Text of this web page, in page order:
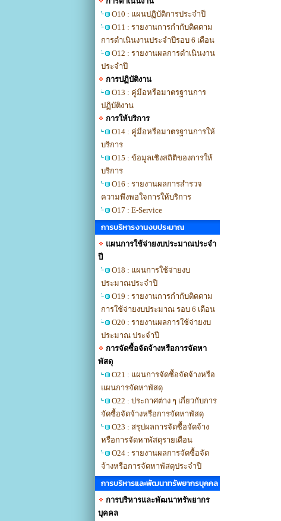
O10 : แผนปฏิบัติการประจำปี
O11 : รายงานการกำกับติดตาม
การดำเนินงานประจำปีรอบ 6 เดือน
O12 : รายงานผลการดำเนินงาน
ประจำปี
การปฏิบัติงาน
O13 : คู่มือหรือมาตรฐานการ
ปฏิบัติงาน
การให้บริการ
O14 : คู่มือหรือมาตรฐานการให้
บริการ
O15 : ข้อมูลเชิงสถิติของการให้
บริการ
O16 : รายงานผลการสำรวจ
ความพึงพอใจการให้บริการ
O17 : E-Service
การบริหารงานงบประมาณ
แผนการใช้จ่ายงบประมาณประจำ
ปี
O18 : แผนการใช้จ่ายงบ
ประมาณประจำปี
O19 : รายงานการกำกับติดตาม
การใช้จ่ายงบประมาณ รอบ 6 เดือน
O20 : รายงานผลการใช้จ่ายงบ
ประมาณ ประจำปี
การจัดซื้อจัดจ้างหรือการจัดหา
พัสดุ
O21 : แผนการจัดซื้อจัดจ้างหรือ
แผนการจัดหาพัสดุ
O22 : ประกาศต่าง ๆ เกี่ยวกับการ
จัดซื้อจัดจ้างหรือการจัดหาพัสดุ
O23 : สรุปผลการจัดซื้อจัดจ้าง
หรือการจัดหาพัสดุรายเดือน
O24 : รายงานผลการจัดซื้อจัด
จ้างหรือการจัดหาพัสดุประจำปี
การบริหารและพัฒนาทรัพยากรบุคคล
การบริหารและพัฒนาทรัพยากร
บุคคล